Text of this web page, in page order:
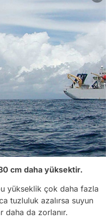
cm daha yüksektir.
yükseklik çok daha fazla
tuzluluk azalırsa suyun
daha da zorlanır.